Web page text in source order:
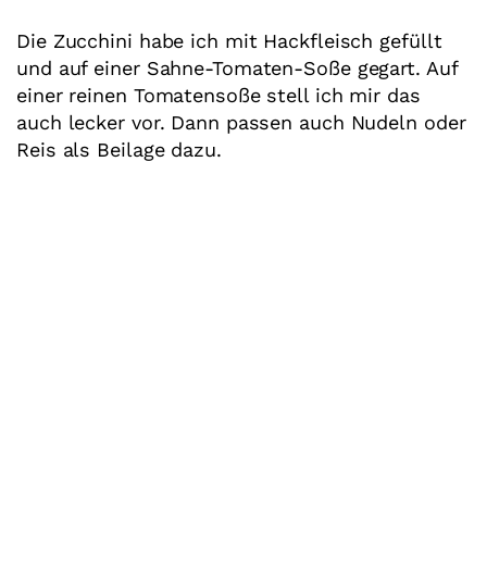
Die Zucchini habe ich mit Hackfleisch gefüllt
und auf einer Sahne-Tomaten-Soße gegart. Auf
einer reinen Tomatensoße stell ich mir das
auch lecker vor. Dann passen auch Nudeln oder
Reis als Beilage dazu.